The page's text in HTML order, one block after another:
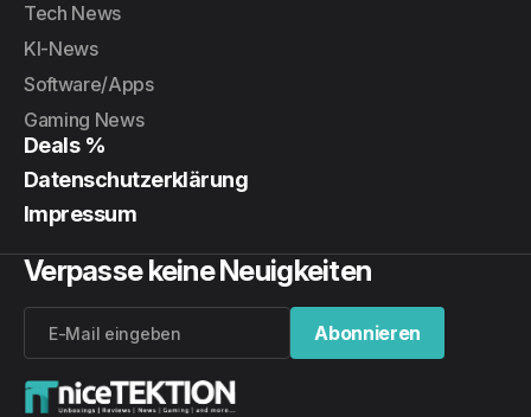
Tech News
KI-News
Software/Apps
Gaming News
Deals %
Datenschutzerklärung
Impressum
Verpasse keine Neuigkeiten
Abonnieren
Abonnieren